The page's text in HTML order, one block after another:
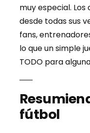
muy especial.
desde todas sus
fans,
lo que un simple
TODO para
fútbol